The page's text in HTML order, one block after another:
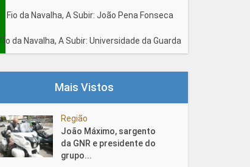
Fio da Navalha, A Subir: João Pena Fonseca
Fio da Navalha, A Subir: Universidade da Guarda
Mais Vistos
Região
João Máximo, sargento
da GNR e presidente do
grupo...